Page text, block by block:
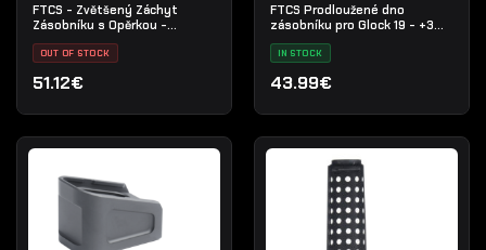
FTCS - Zvětšený Záchyt
Zásobníku s Opěrkou -
Platforma AK - Č.16
OUT OF STOCK
51.12€
FTCS Prodloužené dno
zásobníku pro Glock 19 - +3
náboje - Graphite Black H-146
- Nr. 37
IN STOCK
43.99€